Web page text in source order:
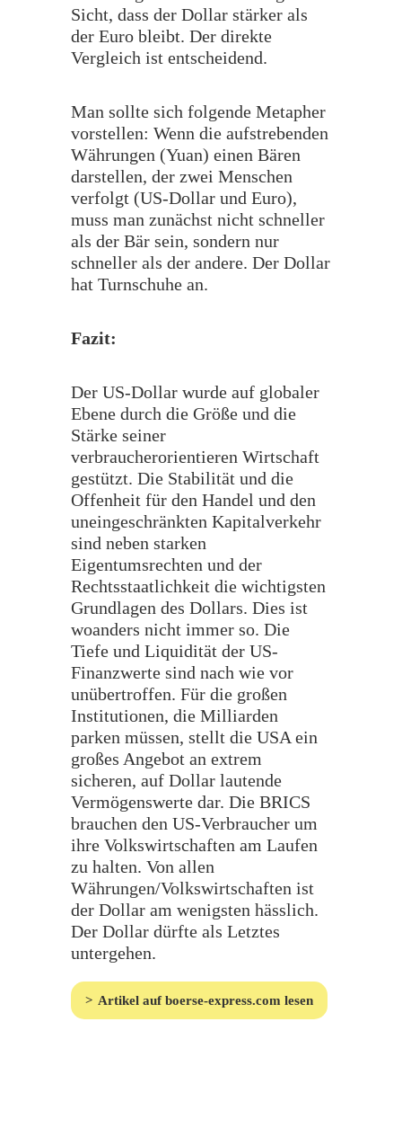
Sicht, dass der Dollar stärker als
der Euro bleibt. Der direkte
Vergleich ist entscheidend.
Man sollte sich folgende Metapher
vorstellen: Wenn die aufstrebenden
Währungen (Yuan) einen Bären
darstellen, der zwei Menschen
verfolgt (US-Dollar und Euro),
muss man zunächst nicht schneller
als der Bär sein, sondern nur
schneller als der andere. Der Dollar
hat Turnschuhe an.
Fazit:
Der US-Dollar wurde auf globaler
Ebene durch die Größe und die
Stärke seiner
verbraucherorientieren Wirtschaft
gestützt. Die Stabilität und die
Offenheit für den Handel und den
uneingeschränkten Kapitalverkehr
sind neben starken
Eigentumsrechten und der
Rechtsstaatlichkeit die wichtigsten
Grundlagen des Dollars. Dies ist
woanders nicht immer so. Die
Tiefe und Liquidität der US-
Finanzwerte sind nach wie vor
unübertroffen. Für die großen
Institutionen, die Milliarden
parken müssen, stellt die USA ein
großes Angebot an extrem
sicheren, auf Dollar lautende
Vermögenswerte dar. Die BRICS
brauchen den US-Verbraucher um
ihre Volkswirtschaften am Laufen
zu halten. Von allen
Währungen/Volkswirtschaften ist
der Dollar am wenigsten hässlich.
Der Dollar dürfte als Letztes
untergehen.
Artikel auf boerse-express.com lesen